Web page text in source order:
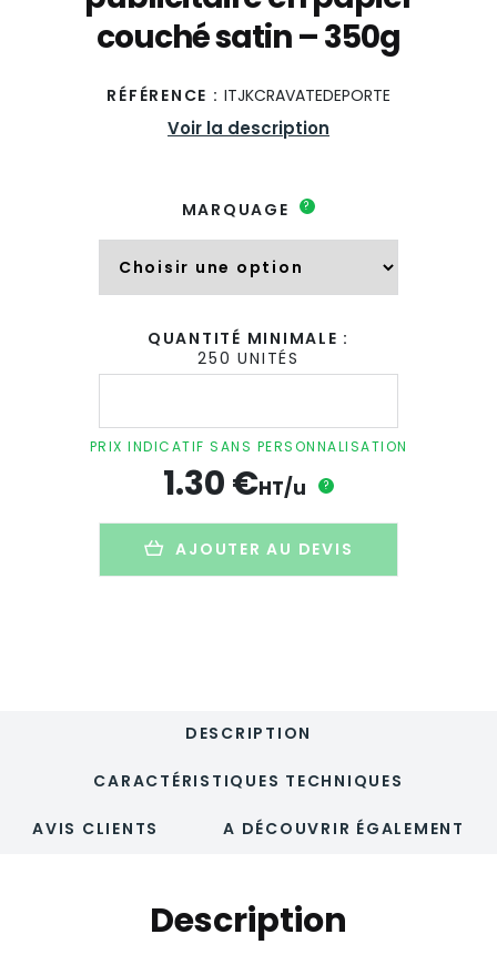
couché satin – 350g
RÉFÉRENCE : ITJKCRAVATEDEPORTE
Voir la description
MARQUAGE ?
QUANTITÉ MINIMALE :
250 UNITÉS
quantité
de
porte
publicitaire
-
PRIX INDICATIF SANS PERSONNALISATION
1.30€HT/u ?
AJOUTER AU DEVIS
DESCRIPTION
CARACTÉRISTIQUES TECHNIQUES
AVIS CLIENTS A DÉCOUVRIR ÉGALEMENT
Description